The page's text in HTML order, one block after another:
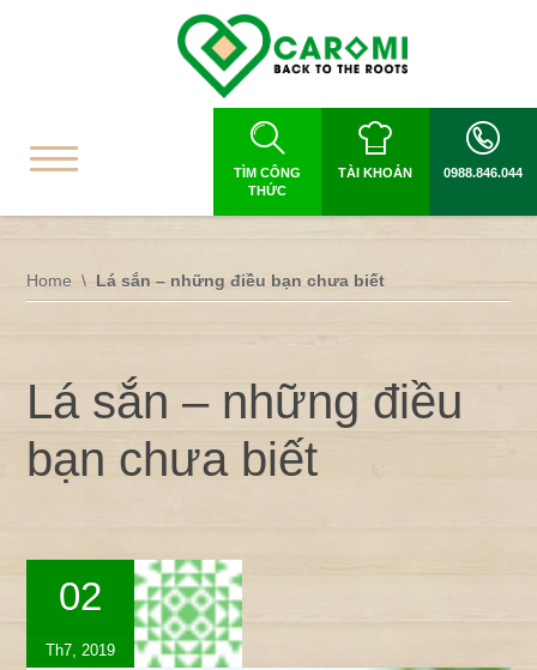
TÌM CÔNG
THỨC
TÀI KHOẢN 0988.846.044
Home Lá sắn – những điều bạn chưa biết
Lá sắn – những điều
bạn chưa biết
02
Th7, 2019